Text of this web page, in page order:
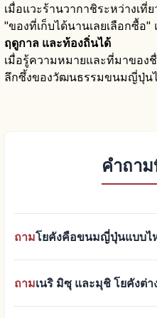
เมื่อแวะร้านวากาชิระหว่างเ
"ของที่เก็บได้นานเลยเลือกซื้อ"
ฤดูกาล และท้องถิ่นได้
เมื่อรู้ความหมายและที่มาของ
ลึกซึ้งของวัฒนธรรมขนมญี่ปุ่น
คำถา
ถามโยคังคือขนมญี่ปุ่นแบบไ
ถามเนริ มิซุ และมุชิ โยคังต่า